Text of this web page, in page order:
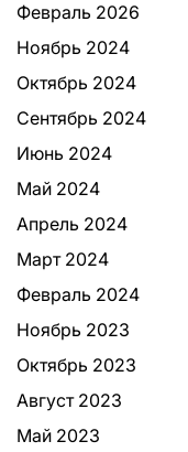
Февраль 2026
Ноябрь 2024
Октябрь 2024
Сентябрь 2024
Июнь 2024
Май 2024
Апрель 2024
Март 2024
Февраль 2024
Ноябрь 2023
Октябрь 2023
Август 2023
Май 2023